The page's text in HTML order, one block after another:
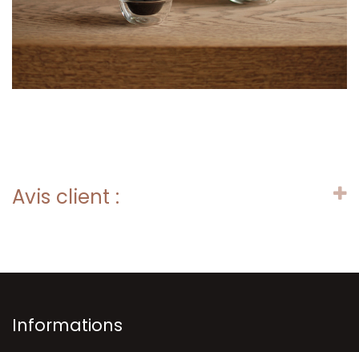
Avis client :
Informations